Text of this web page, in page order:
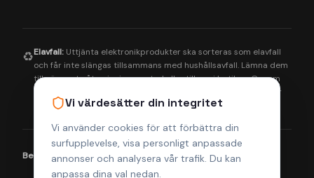
Vi värdesätter din integritet
Vi använder cookies för att förbättra din
surfupplevelse, visa personligt anpassade
annonser och analysera vår trafik. Du kan
anpassa dina val nedan.
♻️Elavfall: Uttjänta elektronikprodukter ska sorteras som elavfall
och får inte slängas tillsammans med hushållsavfall. Lämna dem
till närmaste återvinningscentral eller till oss i butiken. Genom
korrekt hantering bidrar du till en bättre miljö och säkerställer
att farliga ämnen tas om hand på rätt sätt.
Betalningsmetoder: Visa Mastercard Klarna